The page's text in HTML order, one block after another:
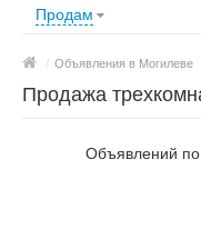
Продам
/ Объявления в Могилеве
Продажа
Объявлений